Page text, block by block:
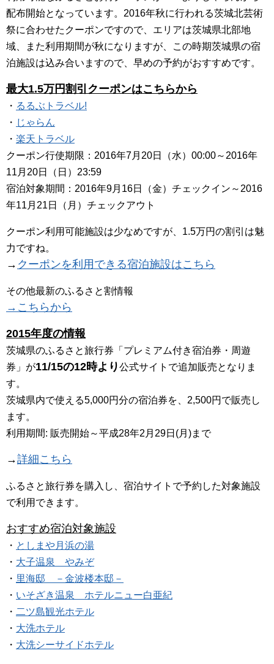
配布開始となっています。2016年秋に行われる茨城北芸術
祭に合わせたクーポンですので、エリアは茨城県北部地
域、また利用期間が秋になりますが、この時期茨城県の宿
泊施設は込み合いますので、早めの予約がおすすめです。
最大1.5万円割引クーポンはこちらから
・ るるぶトラベル!
・ じゃらん
・ 楽天トラベル
クーポン行使期限：2016年7月20日（水）00:00～2016年
11月20日（日）23:59
宿泊対象期間：2016年9月16日（金）チェックイン～2016
年11月21日（月）チェックアウト
クーポン利用可能施設は少なめですが、1.5万円の割引は魅
力ですね。
→ クーポンを利用できる宿泊施設はこちら
その他最新のふるさと割情報
→こちらから
2015年度の情報
茨城県のふるさと旅行券「プレミアム付き宿泊券・周遊
券」が11/15の12時より公式サイトで追加販売となりま
す。
茨城県内で使える5,000円分の宿泊券を、2,500円で販売し
ます。
利用期間: 販売開始～平成28年2月29日(月)まで
→詳細こちら
ふるさと旅行券を購入し、宿泊サイトで予約した対象施設
で利用できます。
おすすめ宿泊対象施設
・ としまや月浜の湯
・ 大子温泉 やみぞ
・ 里海邸 －金波楼本邸－
・ いそざき温泉 ホテルニュー白亜紀
・ 二ツ島観光ホテル
・ 大洗ホテル
・ 大洗シーサイドホテル